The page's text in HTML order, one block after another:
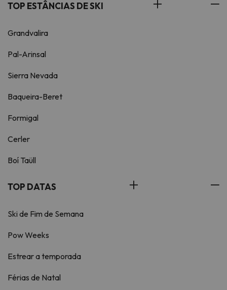
TOP ESTÂNCIAS DE SKI
Grandvalira
Pal-Arinsal
Sierra Nevada
Baqueira-Beret
Formigal
Cerler
Boí Taüll
TOP DATAS
Ski de Fim de Semana
Pow Weeks
Estrear a temporada
Férias de Natal